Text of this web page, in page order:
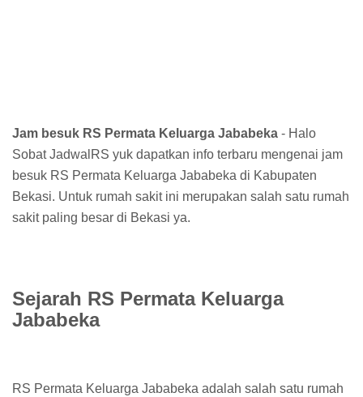
Jam besuk RS Permata Keluarga Jababeka - Halo
Sobat JadwalRS yuk dapatkan info terbaru mengenai jam
besuk RS Permata Keluarga Jababeka di Kabupaten
Bekasi. Untuk rumah sakit ini merupakan salah satu rumah
sakit paling besar di Bekasi ya.
Sejarah RS Permata Keluarga
Jababeka
RS Permata Keluarga Jababeka adalah salah satu rumah